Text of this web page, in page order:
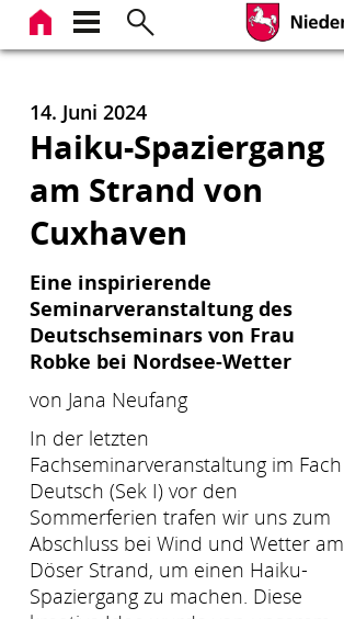
Zum
Inhalt
14. Juni 2024
Haiku-Spaziergang
am Strand von
Cuxhaven
Eine inspirierende
Seminarveranstaltung des
Deutschseminars von Frau
Robke bei Nordsee-Wetter
von Jana Neufang
In der letzten
Fachseminarveranstaltung im Fach
Deutsch (Sek I) vor den
Sommerferien trafen wir uns zum
Abschluss bei Wind und Wetter am
Döser Strand, um einen Haiku-
Spaziergang zu machen. Diese